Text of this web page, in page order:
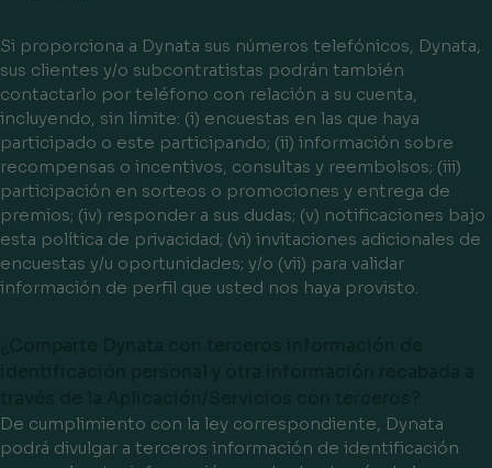
Si proporciona a Dynata sus números telefónicos, Dynata,
sus clientes y/o subcontratistas podrán también
contactarlo por teléfono con relación a su cuenta,
incluyendo, sin límite: (i) encuestas en las que haya
participado o este participando; (ii) información sobre
recompensas o incentivos, consultas y reembolsos; (iii)
participación en sorteos o promociones y entrega de
premios; (iv) responder a sus dudas; (v) notificaciones bajo
esta política de privacidad; (vi) invitaciones adicionales de
encuestas y/u oportunidades; y/o (vii) para validar
información de perfil que usted nos haya provisto.
De cumplimiento con la ley correspondiente, Dynata
podrá divulgar a terceros información de identificación